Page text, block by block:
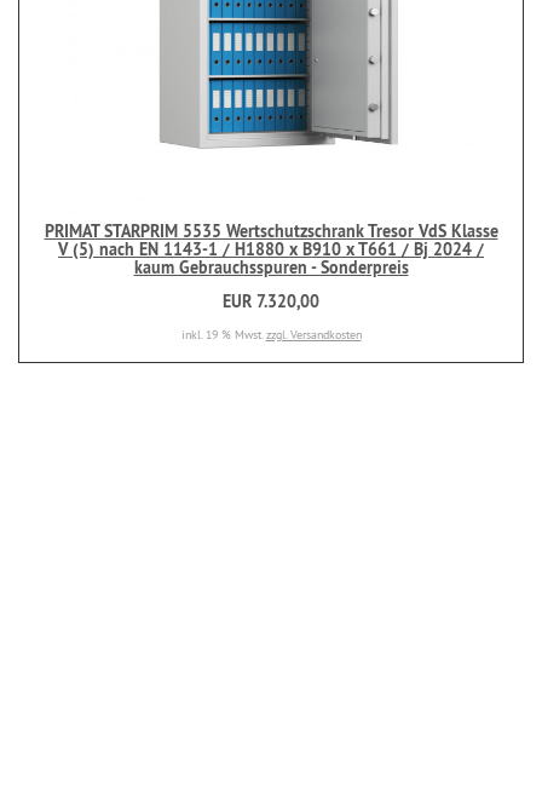
PRIMAT STARPRIM 5535 Wertschutzschrank Tresor VdS Klasse
V (5) nach EN 1143-1 / H1880 x B910 x T661 / Bj 2024 /
kaum Gebrauchsspuren - Sonderpreis
EUR 7.320,00
inkl. 19 % Mwst.zzgl. Versandkosten